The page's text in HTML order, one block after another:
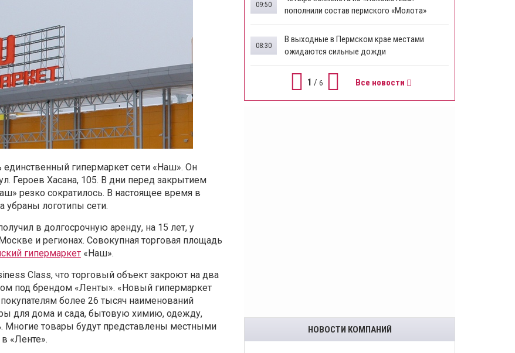
гипермаркет сети «Наш». Он
Героев Хасана, 105. В дни перед закрытием
резко сократилось. В настоящее время в
убраны логотипы сети.
в долгосрочную аренду, на 15 лет, у
и регионах. Совокупная торговая площадь
гипермаркет «Наш».
Class, что торговый объект закроют на два
под брендом «Ленты». «Новый гипермаркет
более 26 тысяч наименований
для дома и сада, бытовую химию, одежду,
Многие товары будут представлены местными
«Ленте».
пополнили состав пермского «Молота»
09:50
В выходные в Пермском крае местами
ожидаются сильные дожди
08:30
1 / 6 Все новости
НОВОСТИ КОМПАНИЙ